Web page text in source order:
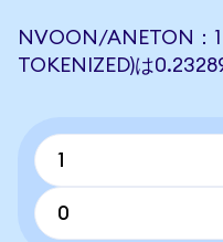
NVOON/ANETON：
TOKENIZED)は